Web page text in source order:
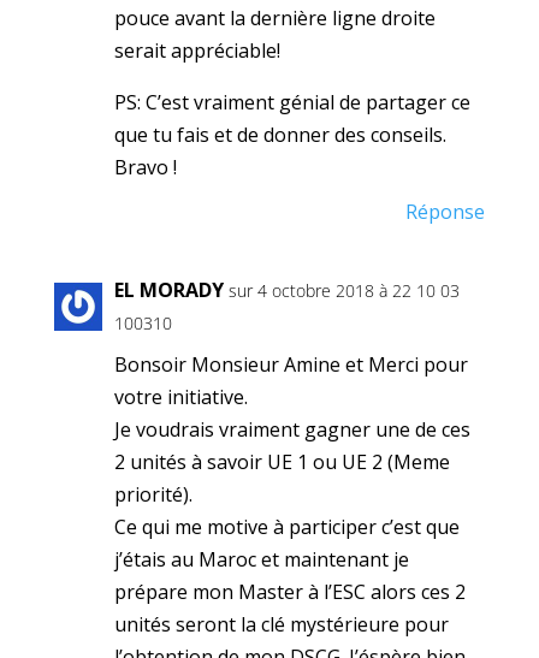
pouce avant la dernière ligne droite
serait appréciable!
PS: C’est vraiment génial de partager ce
que tu fais et de donner des conseils.
Bravo !
Réponse
EL MORADY sur 4 octobre 2018 à 22 10 03
100310
Bonsoir Monsieur Amine et Merci pour
votre initiative.
Je voudrais vraiment gagner une de ces
2 unités à savoir UE 1 ou UE 2 (Meme
priorité).
Ce qui me motive à participer c’est que
j’étais au Maroc et maintenant je
prépare mon Master à l’ESC alors ces 2
unités seront la clé mystérieure pour